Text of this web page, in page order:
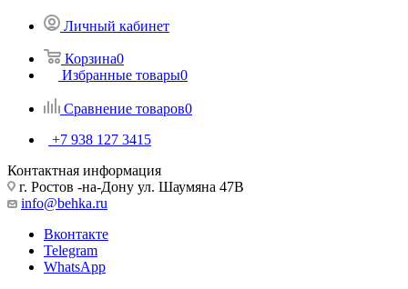
Личный кабинет
Корзина0
Избранные товары0
Сравнение товаров0
+7 938 127 3415
Контактная информация
г. Ростов -на-Дону ул. Шаумяна 47В
info@behka.ru
Вконтакте
Telegram
WhatsApp